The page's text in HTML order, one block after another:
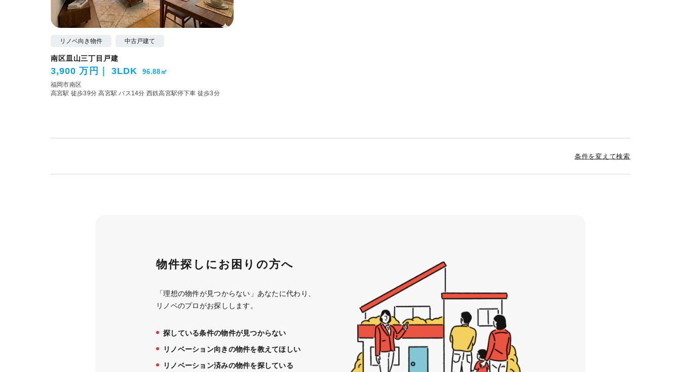
リノベ向き物件 中古戸建て
南区皿山三丁目戸建
3,900 万円 3LDK 96.88㎡
福岡市南区
高宮駅 徒歩39分高宮駅 バス14分 西鉄高宮駅停下車 徒歩3分
条件を変えて検索
物件探しにお困りの方へ
「理想の物件が見つからない」あなたに代わり、
リノベのプロがお探しします。
探している条件の物件が見つからない
リノベーション向きの物件を教えてほしい
リノベーション済みの物件を探している